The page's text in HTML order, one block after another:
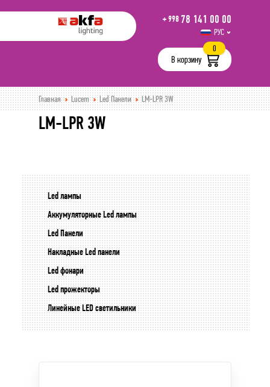
+ 998 78 141 00 00
РУС
UZB
В корзину
0
Главная Lucem Led Панели LM-LPR 3W
LM-LPR 3W
Led лампы
Аккумуляторные Led лампы
Led Панели
Накладные Led панели
Led фонари
Led прожекторы
Линейные LED светильники